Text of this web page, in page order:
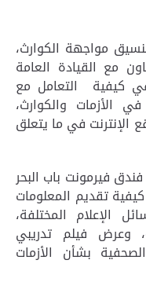
مواجهة الكوارث،
مع القيادة العامة
كيفية التعامل مع
الأزمات والكوارث،
الإنترنت في ما يتعلق
فيرمونت باب البحر
تقديم المعلومات
الإعلام المختلفة،
وعرض فيلم تدريبي
بشأن الأزمات